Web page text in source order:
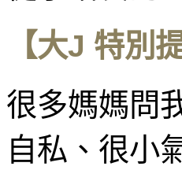
【大J 特別
很多媽媽問
自私、很小